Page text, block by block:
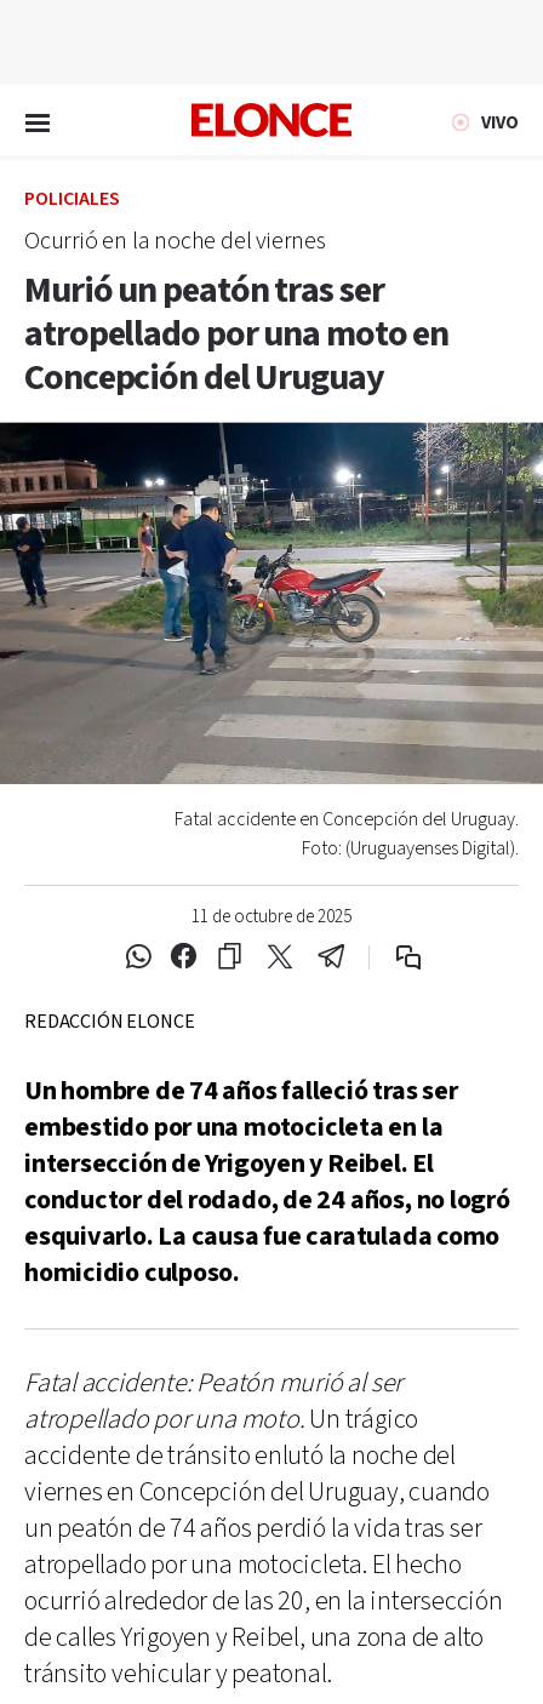
VIVO
POLICIALES
Ocurrió en la noche del viernes
Murió un peatón tras ser
atropellado por una moto en
Concepción del Uruguay
11 de octubre de 2025
Fatal accidente en Concepción del Uruguay.
Foto: (Uruguayenses Digital).
REDACCIÓN ELONCE
Un hombre de 74 años falleció tras ser
embestido por una motocicleta en la
intersección de Yrigoyen y Reibel. El
conductor del rodado, de 24 años, no logró
esquivarlo. La causa fue caratulada como
homicidio culposo.
Fatal accidente: Peatón murió al ser
atropellado por una moto.Un trágico
accidente de tránsito enlutó la noche del
viernes en Concepción del Uruguay, cuando
un peatón de 74 años perdió la vida tras ser
atropellado por una motocicleta. El hecho
ocurrió alrededor de las 20, en la intersección
de calles Yrigoyen y Reibel, una zona de alto
tránsito vehicular y peatonal.